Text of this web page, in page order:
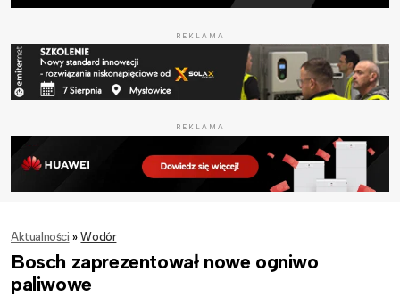
REKLAMA
REKLAMA
Aktualności » Wodór
Bosch zaprezentował nowe ogniwo
paliwowe